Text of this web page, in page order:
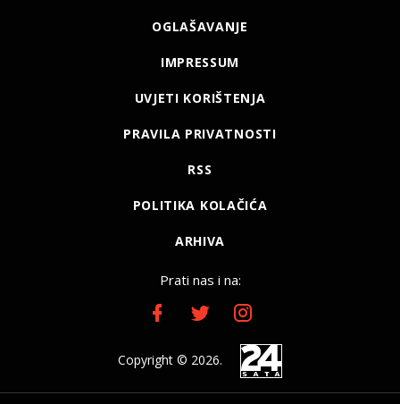
OGLAŠAVANJE
IMPRESSUM
UVJETI KORIŠTENJA
PRAVILA PRIVATNOSTI
RSS
POLITIKA KOLAČIĆA
ARHIVA
Prati nas i na:
Copyright © 2026.